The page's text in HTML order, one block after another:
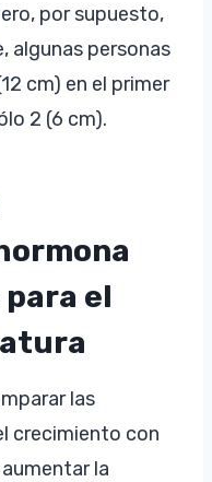
por supuesto,
algunas personas
cm) en el primer
2 (6 cm).
el
las
crecimiento con
la